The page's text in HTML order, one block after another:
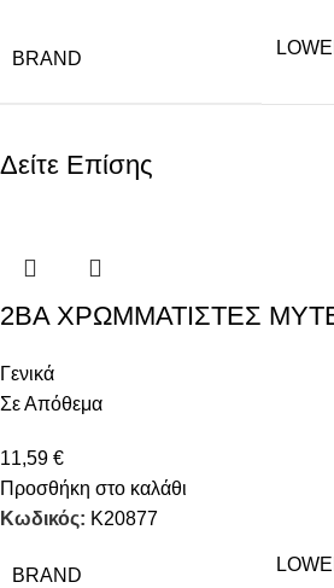
BRAND
Δείτε Επίσης
2ΒΑ ΧΡΩΜΜΑΤΙΣΤΕΣ
Γενικά
Σε Απόθεμα
11,59 €
Προσθήκη στο καλάθι
Κωδικός: K20877
BRAND